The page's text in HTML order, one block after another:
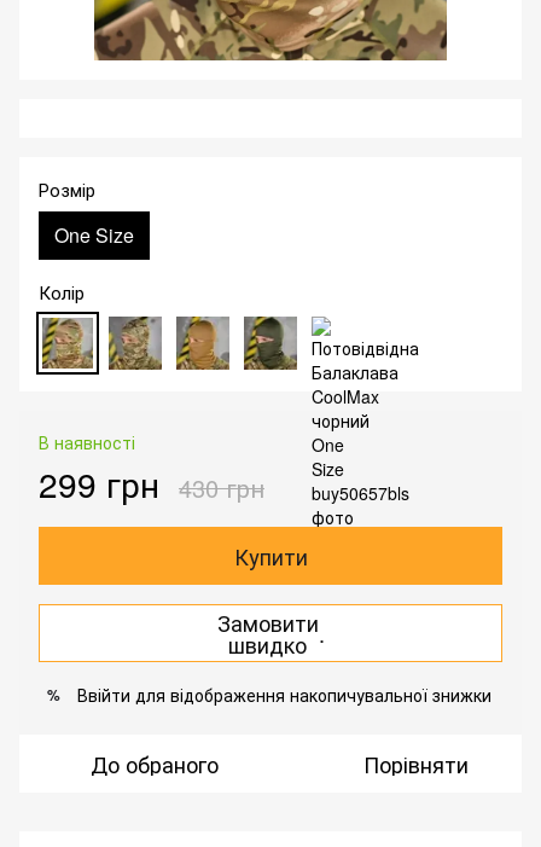
Розмір
One Size
Колір
В наявності
299 грн 430 грн
Купити
Замовити
швидко .
% Ввійти для відображення накопичувальної знижки
До обраного Порівняти